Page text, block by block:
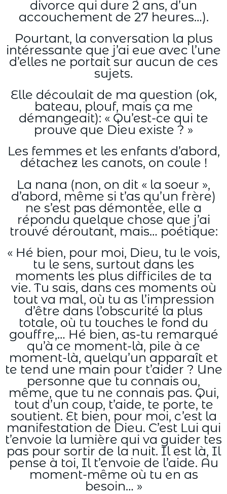
divorce qui dure 2 ans, d’un
accouchement de 27 heures…).
Pourtant, la conversation la plus
intéressante que j’ai eue avec l’une
d’elles ne portait sur aucun de ces
sujets.
Elle découlait de ma question (ok,
bateau, plouf, mais ça me
démangeait): « Qu’est-ce qui te
prouve que Dieu existe ? »
Les femmes et les enfants d’abord,
détachez les canots, on coule !
La nana (non, on dit « la soeur »,
d’abord, même si t’as qu’un frère)
ne s’est pas démontée, elle a
répondu quelque chose que j’ai
trouvé déroutant, mais… poétique:
« Hé bien, pour moi, Dieu, tu le vois,
tu le sens, surtout dans les
moments les plus difficiles de ta
vie. Tu sais, dans ces moments où
tout va mal, où tu as l’impression
d’être dans l’obscurité la plus
totale, où tu touches le fond du
gouffre,… Hé bien, as-tu remarqué
qu’à ce moment-là, pile à ce
moment-là, quelqu’un apparaît et
te tend une main pour t’aider ? Une
personne que tu connais ou,
même, que tu ne connais pas. Qui,
tout d’un coup, t’aide, te porte, te
soutient. Et bien, pour moi, c’est la
manifestation de Dieu. C’est Lui qui
t’envoie la lumière qui va guider tes
pas pour sortir de la nuit. Il est là, Il
pense à toi, Il t’envoie de l’aide. Au
moment-même où tu en as
besoin… »